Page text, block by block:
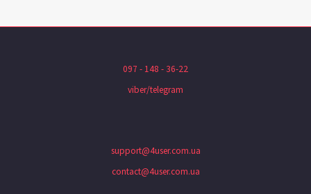
097 - 148 - 36-22
viber/telegram
support@4user.com.ua
contact@4user.com.ua